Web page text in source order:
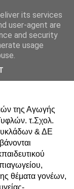
&
της Αγωγής
τ.Σχολ.
& ΔΕ
θέματα γονέων,
its services
user-agent are
and security
usage